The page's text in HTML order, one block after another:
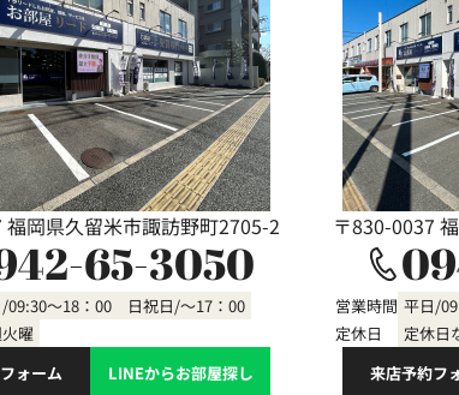
福岡県久留米市諏訪野町2705-2
65-3050
09:30～18：00 日祝日/～17：00
曜
ォーム
LINEからお部屋探し
〒830-0037
営業時間 平日/
定休日
定休日
来店予約フ